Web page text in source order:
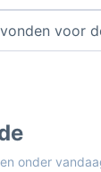
voor
onder